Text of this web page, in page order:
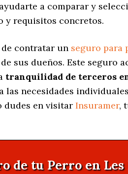
a comparar y
y requisitos concretos.
contratar un seguro para
sus dueños. Este seguro
tranquilidad de terceros
a las necesidades
dudes en visitar Insuramer,
de tu Perro en Les